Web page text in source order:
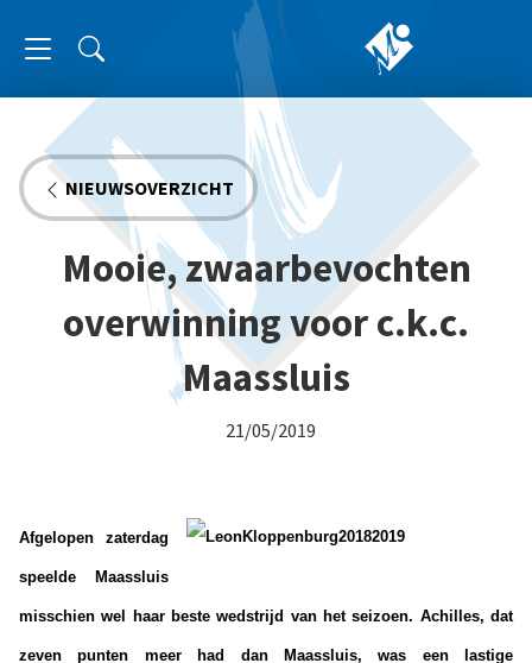
NIEUWSOVERZICHT
Mooie, zwaarbevochten
overwinning voor c.k.c.
Maassluis
21/05/2019
Afgelopen zaterdag
speelde Maassluis
misschien wel haar beste wedstrijd van het seizoen. Achilles, dat
zeven punten meer had dan Maassluis, was een lastige